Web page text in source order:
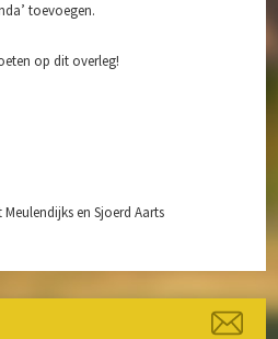
toevoegen.
op dit overleg!
en Sjoerd Aarts